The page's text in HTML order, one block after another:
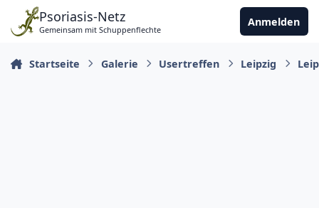
Zu Inhalt springen
Psoriasis-Netz
Gemeinsam mit Schuppenflechte
Anmelden
Startseite Galerie Usertreffen Leipzig